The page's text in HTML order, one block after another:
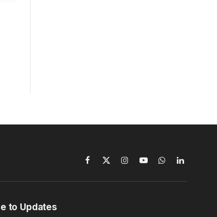
Facebook
X
InstagramYouTubeWhatsAppLinkedIn
to Updates